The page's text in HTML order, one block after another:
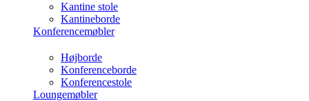
Kantine stole
Kantineborde
Konferencemøbler
Højborde
Konferenceborde
Konferencestole
Loungemøbler